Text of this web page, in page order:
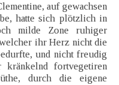
auf gewachsen
hatte sich plötzlich in
milde Zone ruhiger
ihr Herz nicht die
und nicht freudig
fortvegetiren
durch die eigene